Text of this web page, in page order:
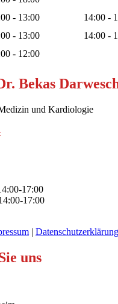
- 13:00
14:00 -
- 13:00
14:00 -
- 12:00
Bekas
und Kardiologie
17:00
17:00
| Datenschutzerklärung
uns